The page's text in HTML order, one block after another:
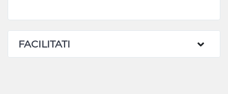
FACILITATI